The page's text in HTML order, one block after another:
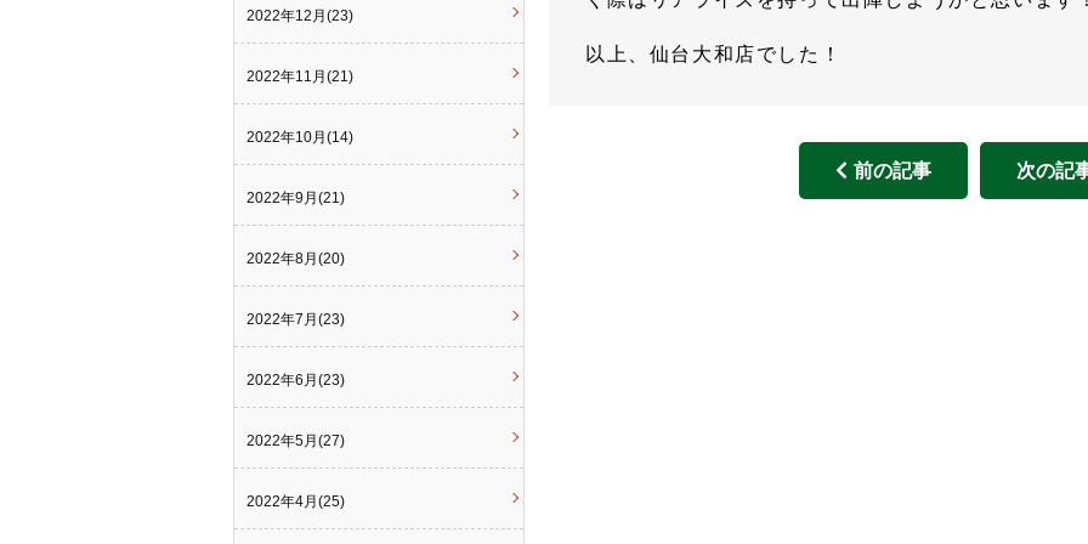
以上、仙台大和店でした！
前の記事 次の記
2022年12月(23)
2022年11月(21)
2022年10月(14)
2022年9月(21)
2022年8月(20)
2022年7月(23)
2022年6月(23)
2022年5月(27)
2022年4月(25)